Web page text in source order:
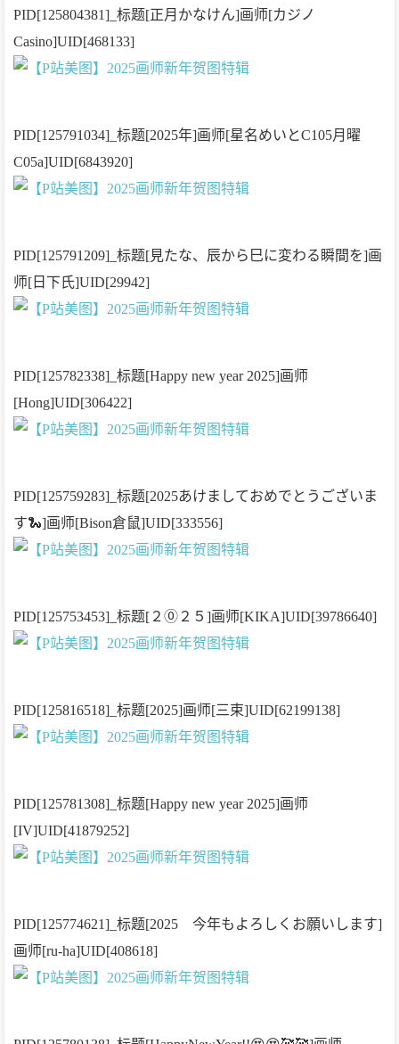
PID[125804381]_标题[正月かなけん]画师[カジノ
Casino]UID[468133]
PID[125791034]_标题[2025年]画师[星名めいとC105月曜
C05a]UID[6843920]
PID[125791209]_标题[見たな、辰から巳に変わる瞬間を]画
师[日下氏]UID[29942]
PID[125782338]_标题[Happy new year 2025]画师
[Hong]UID[306422]
PID[125759283]_标题[2025あけましておめでとうございま
す🐍]画师[Bison倉鼠]UID[333556]
PID[125753453]_标题[２⓪２５]画师[KIKA]UID[39786640]
PID[125816518]_标题[2025]画师[三束]UID[62199138]
PID[125781308]_标题[Happy new year 2025]画师
[IV]UID[41879252]
PID[125774621]_标题[2025 今年もよろしくお願いします]
画师[ru-ha]UID[408618]